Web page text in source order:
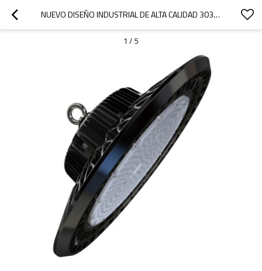
NUEVO DISEÑO INDUSTRIAL DE ALTA CALIDAD 3030 CHIP IP65 OVNI 100W LED HIGH BAY LAMP
1 / 5